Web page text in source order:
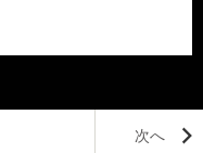
次へ